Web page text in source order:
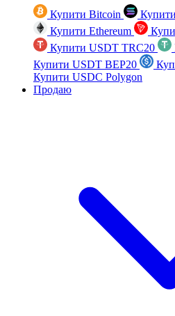
Купити Bitcoin
Купити Ethereum
Купити USDT TRC20
Купити USDT BEP20
Купити USDC Polygon
Продаю